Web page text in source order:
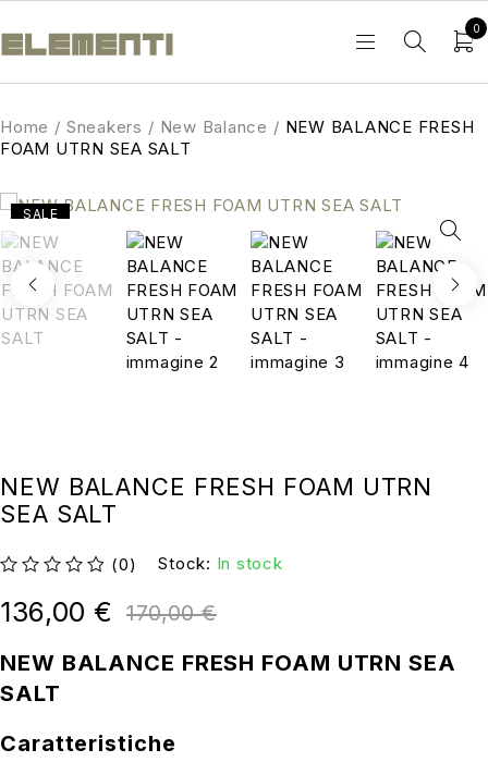
0
Home / Sneakers / New Balance / NEW BALANCE FRESH
FOAM UTRN SEA SALT
SALE
NEW BALANCE FRESH FOAM UTRN
SEA SALT
(0) Stock: In stock
NEW BALANCE FRESH FOAM UTRN SEA
SALT
Caratteristiche
170,00€
136,00 €